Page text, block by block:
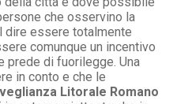
che osservino la
dire essere totalmente
comunque un incentivo
prede di fuorilegge. Una
in conto e che le
Litorale Romano